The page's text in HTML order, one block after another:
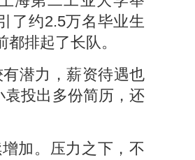
了约2.5万名毕业生
排起了长队。
潜力，薪资待遇也
袁投出多份简历，还
加。压力之下，不